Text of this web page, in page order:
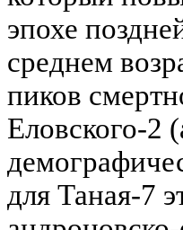
эпохе
среднем
пиков
Еловского-2
для Таная-7